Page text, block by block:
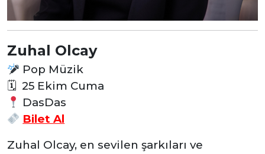
Zuhal Olcay
Pop Müzik
🗓 25 Ekim Cuma
DasDas
Bilet Al
Zuhal Olcay, en sevilen şarkıları ve